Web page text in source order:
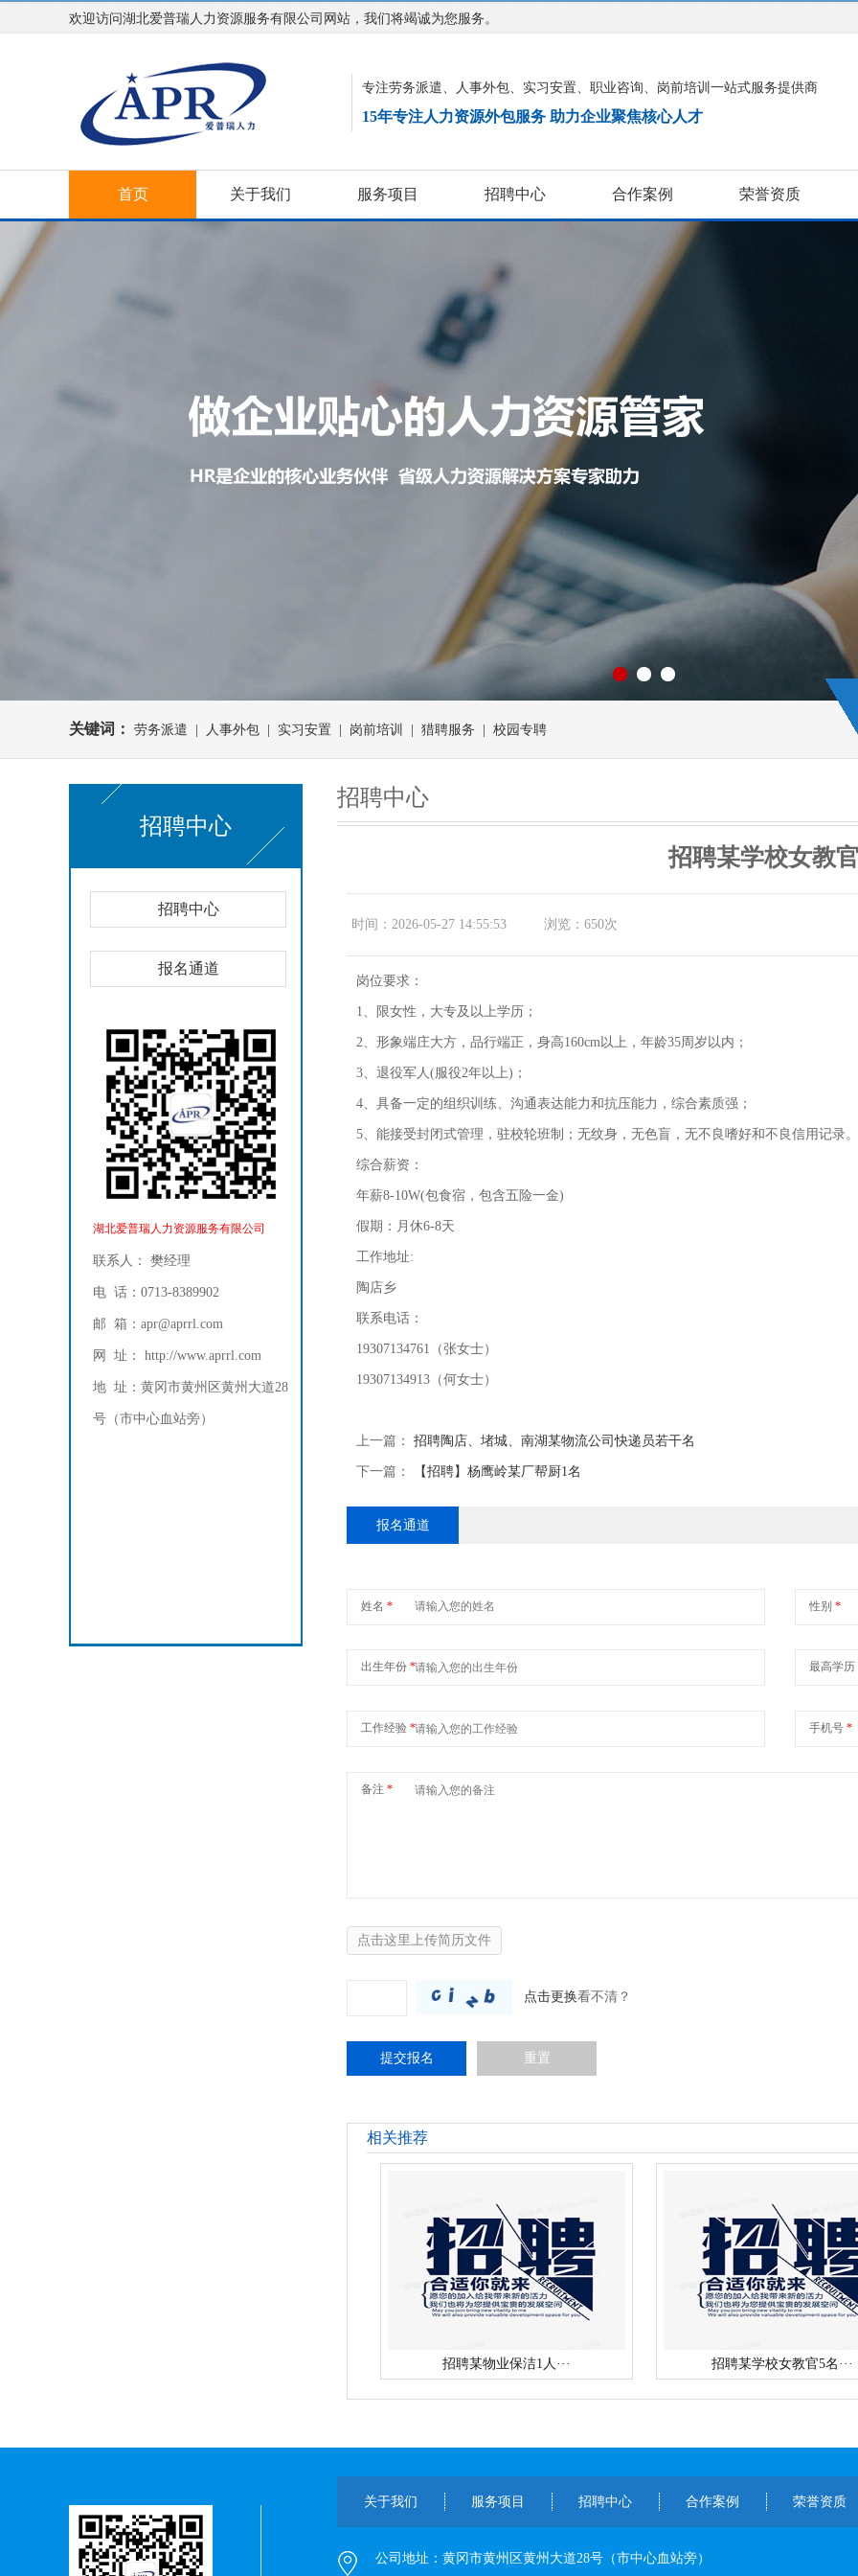
欢迎访问湖北爱普瑞人力资源服务有限公司网站，我们将竭诚为您服务。
专注劳务派遣、人事外包、实习安置、职业咨询、岗前培训一站式服务提供商
15年专注人力资源外包服务 助力企业聚焦核心人才
首页 关于我们 服务项目 招聘中心 合作案例 荣誉资质
关键词： 劳务派遣 | 人事外包 | 实习安置 | 岗前培训 | 猎聘服务 | 校园专聘
招聘中心
招聘中心
报名通道
湖北爱普瑞人力资源服务有限公司
联系人： 樊经理
电 话：0713-8389902
邮 箱：apr@aprrl.com
网 址： http://www.aprrl.com
地 址：黄冈市黄州区黄州大道28
号（市中心血站旁）
招聘中心
招聘某学校女教
时间：2026-05-27 14:55:53 浏览： 650次
岗位要求：
1、限女性，大专及以上学历；
2、形象端庄大方，品行端正，身高160cm以上，年龄35周岁以内；
3、退役军人(服役2年以上)；
4、具备一定的组织训练、沟通表达能力和抗压能力，综合素质强；
5、能接受封闭式管理，驻校轮班制；无纹身，无色盲，无不良嗜好和不良信用记录。
综合薪资：
年薪8-10W(包食宿，包含五险一金)
假期：月休6-8天
工作地址:
陶店乡
联系电话：
19307134761（张女士）
19307134913（何女士）
上一篇： 招聘陶店、堵城、南湖某物流公司快递员若干名
下一篇： 【招聘】杨鹰岭某厂帮厨1名
报名通道
姓名 * 性别*
出生年份 * 最高学历
工作经验 * 手机号*
备注 *
点击这里上传简历文件
看不清？
点击更换
相关推荐
招聘某物业保洁1人··· 招聘某学校女教官5名···
关于我们 服务项目 招聘中心 合作案例 荣誉资质
公司地址：黄冈市黄州区黄州大道28号（市中心血站旁）